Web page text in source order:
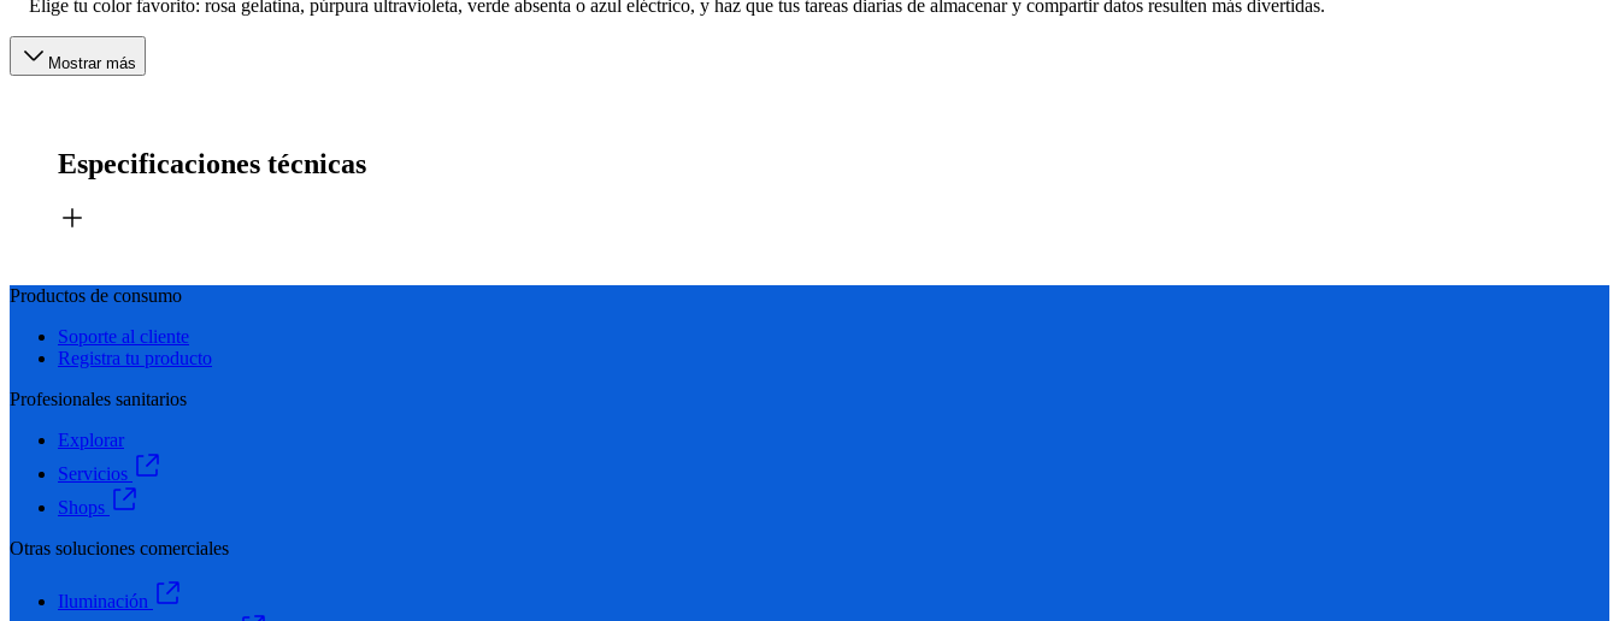
Elige tu color favorito: rosa gelatina, púrpura ultravioleta, verde absenta o azul eléctrico, y haz que tus tareas diarias de almacenar y compartir datos resulten más divertidas.
Mostrar más
Especificaciones técnicas
Productos de consumo
Soporte al cliente
Registra tu producto
Profesionales sanitarios
Explorar
Servicios
Shops
Otras soluciones comerciales
Iluminación